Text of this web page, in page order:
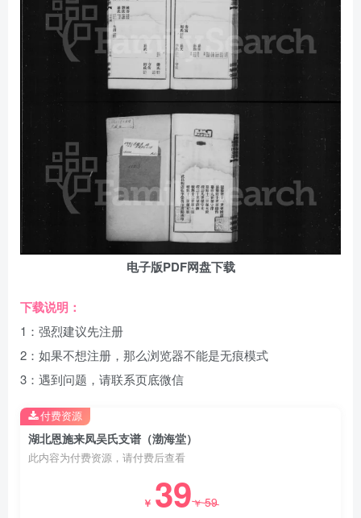
电子版PDF网盘下载
下载说明：
1：强烈建议先注册
2：如果不想注册，那么浏览器不能是无痕模式
3：遇到问题，请联系页底微信
湖北恩施来凤吴氏支谱（渤海堂）
此内容为付费资源，请付费后查看
￥ 39￥59
付费资源